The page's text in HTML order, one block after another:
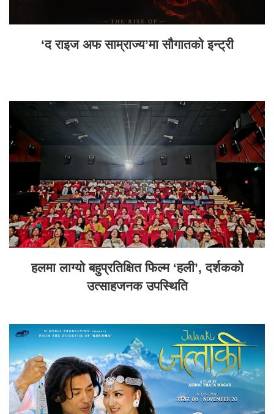
‘द राइज अफ साम्राज्य’मा सौगातको इन्ट्री
हलमा लाग्यो बहुप्रतिक्षित फिल्म ‘हली’, दर्शकको
उत्साहजनक उपस्थिति